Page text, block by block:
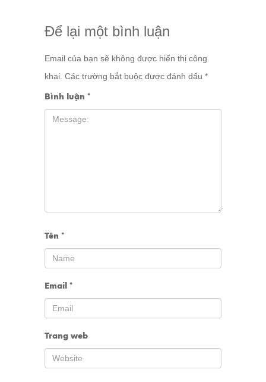
Để lại một bình luận
Email của bạn sẽ không được hiển thị công
khai. Các trường bắt buộc được đánh dấu *
Bình luận *
Tên *
Email *
Trang web